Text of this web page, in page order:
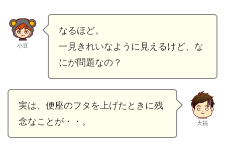
小豆
なるほど。
一見きれいなように見えるけど、な
にが問題なの？
実は、便座のフタを上げたときに残
念なことが・・。
大福